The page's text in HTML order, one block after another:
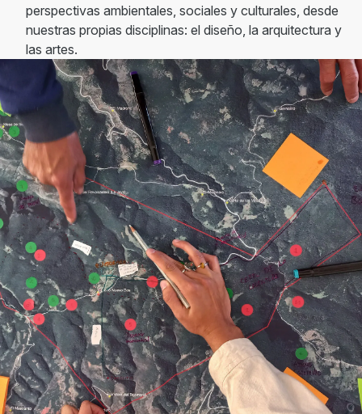
perspectivas ambientales, sociales y culturales, desde
nuestras propias disciplinas: el diseño, la arquitectura y
las artes.